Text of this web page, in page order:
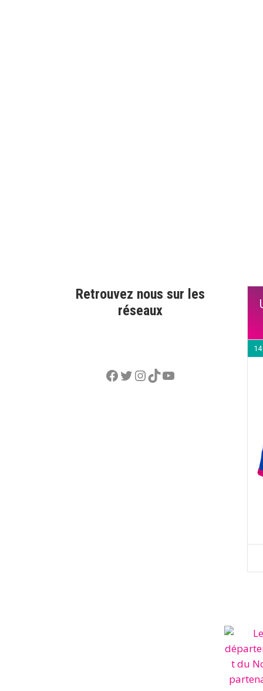
Retrouvez nous sur les
réseaux
Facebook
Twitter
Instagram
TikTok
YouTube
14